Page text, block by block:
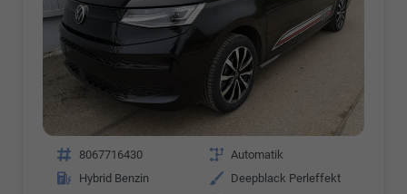
Fahrzeugnr. 8067716430 Getriebe Automatik
Kraftstoff
Hybrid Benzin Außenfarbe
Deepblack Perleffekt